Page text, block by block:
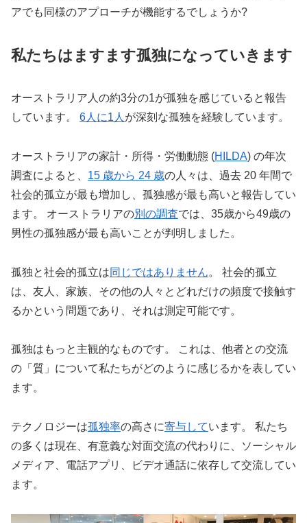
アでも同様のアプローチが機能するでしょうか?
私たちはますます孤独になっていきます
オーストラリア人の約3分の1が孤独を感じていると報告
しています。 6人に1人 が深刻な孤独を経験しています。
オーストラリアの家計・所得・労働動態 (HILDA) の年次
調査によると、 15 歳から 24 歳の人々は、過去 20 年間で
社会的孤立が最も増加し、孤独感が最も高いと報告してい
ます。 オーストラリアの別の調査では、35歳から49歳の
男性の孤独感が最も高いことが判明しました。
孤独と社会的孤立は同じではありません。 社会的孤立
は、友人、家族、その他の人々とどれだけの頻度で接触す
るかという問題であり、それは測定可能です。
孤独はもっと主観的なものです。 これは、他者との交流
の「質」について私たちがどのように感じるかを表してい
ます。
テクノロジーは孤独率の高さに寄与しています。 私たち
の多くは現在、有意義な対面交流の代わりに、ソーシャル
メディア、電話アプリ、ビデオ通話に依存して交流してい
ます。